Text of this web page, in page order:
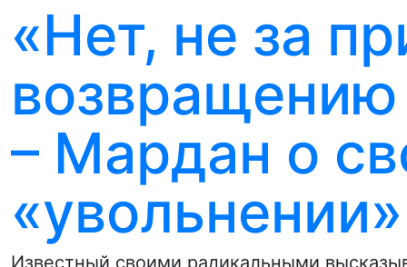
«Нет, не за
– Мардан о
«увольнении»
Известный своими радикальными